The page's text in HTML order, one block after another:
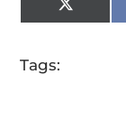
X
Tags: